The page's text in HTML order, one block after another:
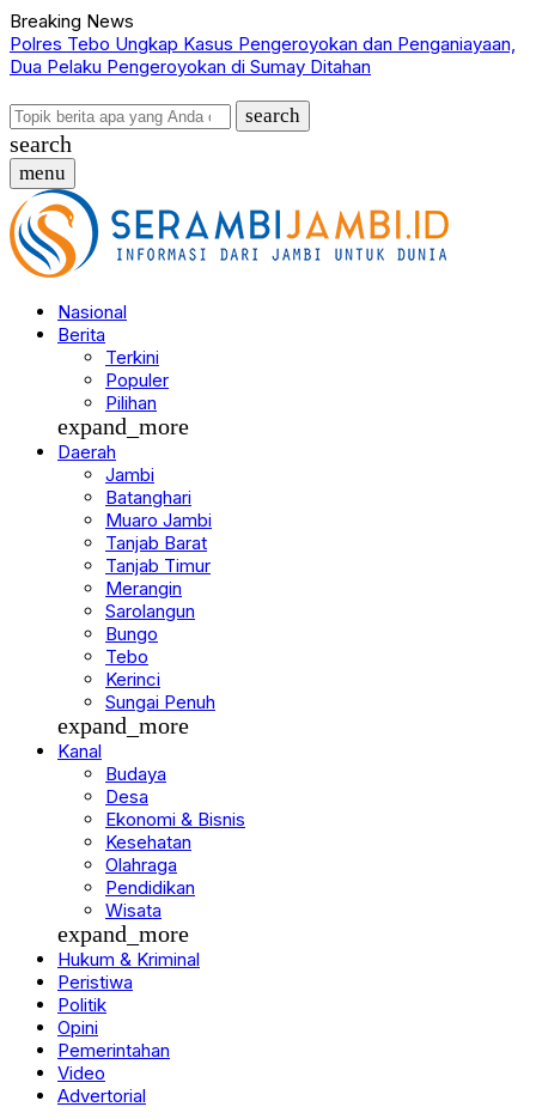
Breaking News
Polres Tebo Ungkap Kasus Pengeroyokan dan Penganiayaan,
Dua Pelaku Pengeroyokan di Sumay Ditahan
search
search
menu
Nasional
Berita
Terkini
Populer
Pilihan
expand_more
Daerah
Jambi
Batanghari
Muaro Jambi
Tanjab Barat
Tanjab Timur
Merangin
Sarolangun
Bungo
Tebo
Kerinci
Sungai Penuh
expand_more
Kanal
Budaya
Desa
Ekonomi & Bisnis
Kesehatan
Olahraga
Pendidikan
Wisata
expand_more
Hukum & Kriminal
Peristiwa
Politik
Opini
Pemerintahan
Video
Advertorial